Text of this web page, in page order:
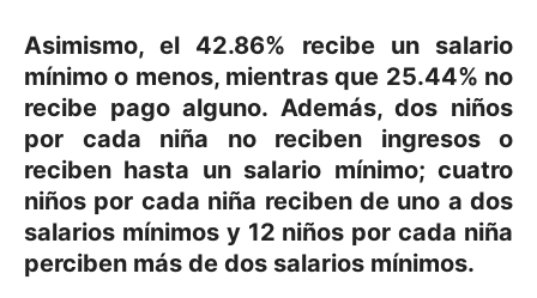
Asimismo, el 42.86% recibe un salario
mínimo o menos, mientras que 25.44% no
recibe pago alguno. Además, dos niños
por cada niña no reciben ingresos o
reciben hasta un salario mínimo; cuatro
niños por cada niña reciben de uno a dos
salarios mínimos y 12 niños por cada niña
perciben más de dos salarios mínimos.